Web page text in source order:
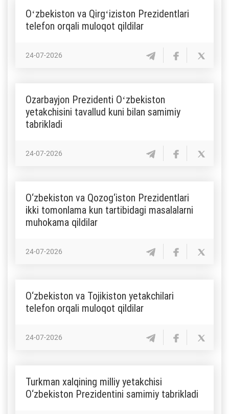
Oʻzbekiston va Qirgʻiziston Prezidentlari
telefon orqali muloqot qildilar
24-07-2026
Ozarbayjon Prezidenti Oʻzbekiston
yetakchisini tavallud kuni bilan samimiy
tabrikladi
24-07-2026
O‘zbekiston va Qozog‘iston Prezidentlari
ikki tomonlama kun tartibidagi masalalarni
muhokama qildilar
24-07-2026
O‘zbekiston va Tojikiston yetakchilari
telefon orqali muloqot qildilar
24-07-2026
Turkman xalqining milliy yetakchisi
O‘zbekiston Prezidentini samimiy tabrikladi